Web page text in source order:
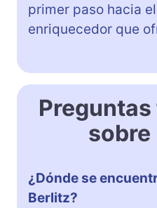
primer paso hacia
enriquecedor que
sobre
¿Dónde se
Berlitz?